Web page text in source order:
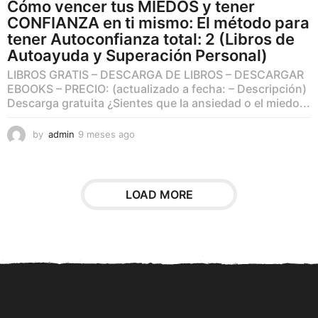
Cómo vencer tus MIEDOS y tener
CONFIANZA en ti mismo: El método para
tener Autoconfianza total: 2 (Libros de
Autoayuda y Superación Personal)
LIBROS GRATIS – DESCARGA DE LIBROS – DESCARGAR
EBOOKS – PRECIO: (actualizado a fecha: – Descripción)
Descarga gratuita ¿Sientes que la ansiedad o el miedo...
by admin 9 meses ago
e
s
LOAD MORE